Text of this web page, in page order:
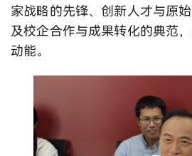
家战略的先锋、创新人才与原
及校企合作与成果转化的典范
动能。